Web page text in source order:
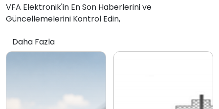
VFA Elektronik'in En Son Haberlerini ve
Güncellemelerini Kontrol Edin,
Daha Fazla